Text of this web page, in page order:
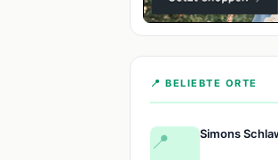
📍 BELIEBTE ORTE
📍 Simons